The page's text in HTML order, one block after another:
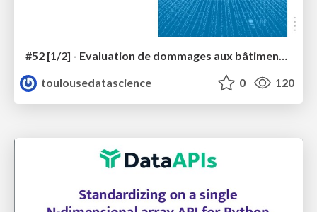
#52 [1/2] - Evaluation de dommages aux bâtiments sur images THR par deep learning
toulousedatascience
0 120